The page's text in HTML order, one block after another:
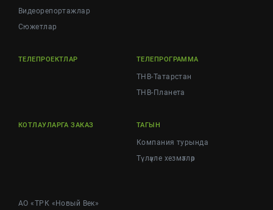
Видеорепортажлар
Cюжетлар
ТЕЛЕПРОЕКТЛАР ТЕЛЕПРОГРАММА
ТНВ-Татарстан
ТНВ-Планета
КОТЛАУЛАРГА ЗАКАЗ ТАГЫН
Компания турында
Түләүле хезмәтләр
АО «ТРК «Новый Век»